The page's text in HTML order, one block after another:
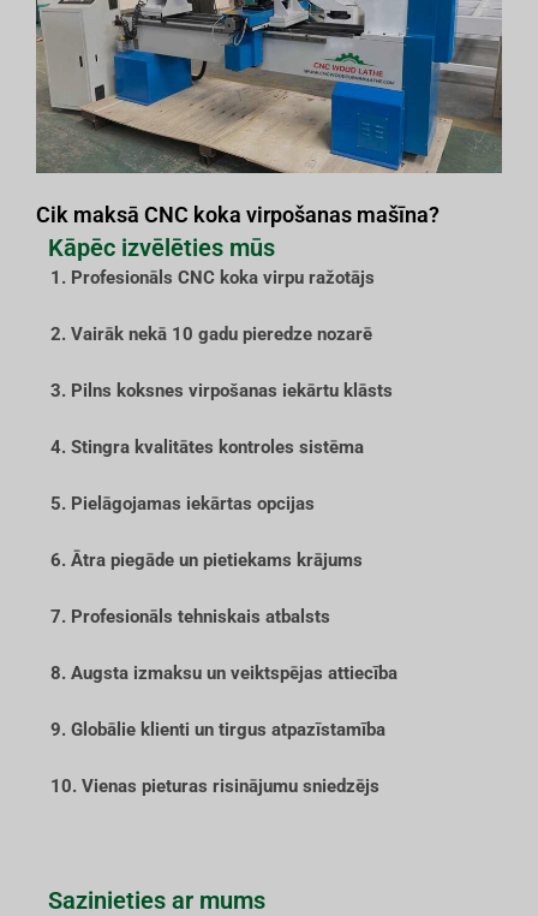
Cik maksā CNC koka virpošanas mašīna?
Kāpēc izvēlēties mūs
1. Profesionāls CNC koka virpu ražotājs
2. Vairāk nekā 10 gadu pieredze nozarē
3. Pilns koksnes virpošanas iekārtu klāsts
4. Stingra kvalitātes kontroles sistēma
5. Pielāgojamas iekārtas opcijas
6. Ātra piegāde un pietiekams krājums
7. Profesionāls tehniskais atbalsts
8. Augsta izmaksu un veiktspējas attiecība
9. Globālie klienti un tirgus atpazīstamība
10. Vienas pieturas risinājumu sniedzējs
Sazinieties ar mums